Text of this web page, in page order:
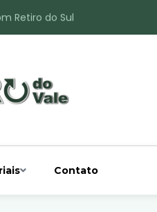
Retiro do Sul
Contato